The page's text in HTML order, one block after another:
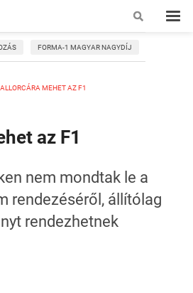
FORMA-1 MAGYAR NAGYDÍJ
MEHET AZ F1
az F1
nem mondtak le a
rendezéséről, állítólag
rendezhetnek